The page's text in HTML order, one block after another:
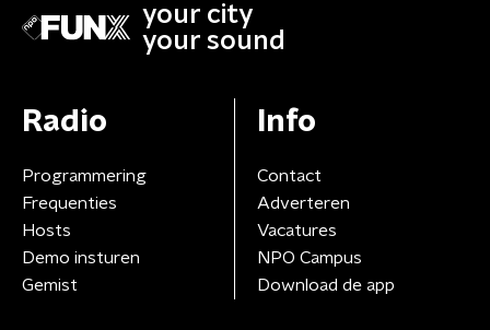
your city
your sound
Radio
Programmering
Frequenties
Hosts
Demo insturen
Gemist
Info
Contact
Adverteren
Vacatures
NPO Campus
Download de app